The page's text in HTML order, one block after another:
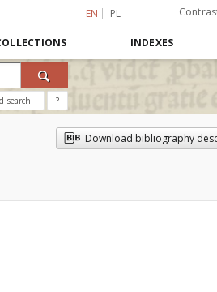
EN PL
INDEXES
search ?
Download bibliography